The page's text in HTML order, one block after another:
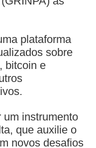
plataforma
sobre
bitcoin e
um instrumento
que auxilie o
novos desafios